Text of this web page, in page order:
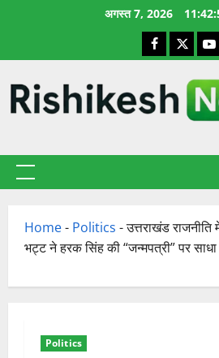
अगस्त 7, 2026
Facebook
X
प्राथमिक
Home- Politics -उत्तराखंड
भट्ट ने हरक सिंह की “जन्मपत्री” पर साधा
Politics